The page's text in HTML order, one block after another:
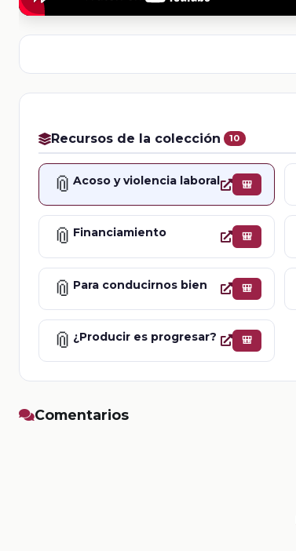
Recursos de la colección 10
📎 Acoso y violencia laboral 🎒
📎 Financiamiento 🎒
📎 Para conducirnos bien 🎒
📎 ¿Producir es progresar? 🎒
Comentarios